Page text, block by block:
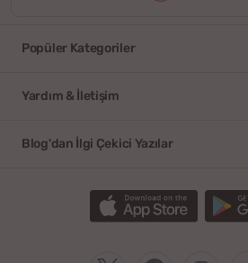
Popüler Kategoriler
Yardım & İletişim
Blog'dan İlgi Çekici Yazılar